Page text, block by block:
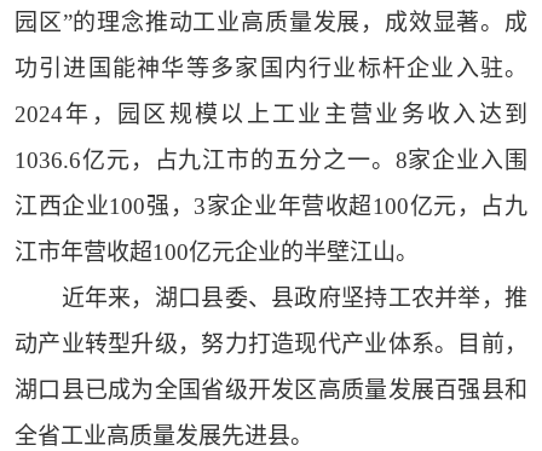
园区”的理念推动工业高质量发展，成效显著。成
功引进国能神华等多家国内行业标杆企业入驻。
2024年，园区规模以上工业主营业务收入达到
1036.6亿元，占九江市的五分之一。8家企业入围
江西企业100强，3家企业年营收超100亿元，占九
江市年营收超100亿元企业的半壁江山。
近年来，湖口县委、县政府坚持工农并举，推
动产业转型升级，努力打造现代产业体系。目前，
湖口县已成为全国省级开发区高质量发展百强县和
全省工业高质量发展先进县。